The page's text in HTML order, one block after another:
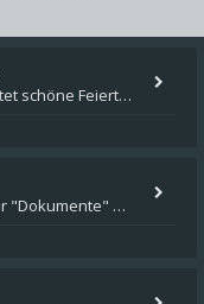
Hallo zusammen, ich hoffe Ihr hattet schöne Feiertage und kommt auch gut ins neue Jahr. Ich schreibe hier kurz zur Infor
Wenn das Speil installiert ist, müsste unter "Dokumente" auf Deinem Rechner ein Verzeichnis "blade of destiny" sein. Dar